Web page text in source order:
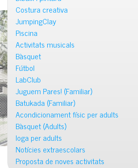
Costura creativa
JumpingClay
Piscina
Activitats musicals
Bàsquet
Fútbol
LabClub
Juguem Pares! (Familiar)
Batukada (Familiar)
Acondicionament físic per adults
Bàsquet (Adults)
Ioga per adults
Notícies extraescolars
Proposta de noves activitats